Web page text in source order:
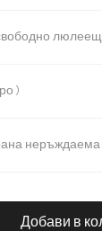
( Матово сребро )
Дъб
Добави в